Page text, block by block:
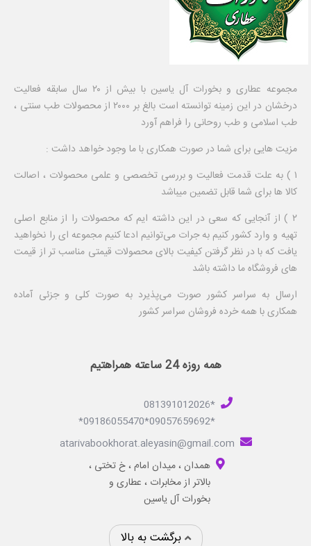
مجموعه عطاری و بخورات آل یاسین با بیش از ۲۰ سال سابقه فعالیت
درخشان در این زمینه توانسته است بالغ بر ۲۰۰۰ از محصولات طب سنتی ،
طب اسلامی و طب روحانی را فراهم آورد
مزیت هایی برای شما در صورت همکاری با ما وجود خواهد داشت :
۱ ) به علت قدمت فعالیت و بررسی تخصصی و علمی محصولات ، اصالت
کالا ها برای شما قابل تضمین میباشد
۲ ) از آنجایی که سعی در این داشته ایم که محصولات را از منابع اصلی
تهیه و وارد کشور کنیم به جرات می‌توانیم ادعا کنیم مجموعه ای را نخواهید
یافت که با در نظر گرفتن کیفیت بالای محصولات قیمتی مناسب تر از قیمت
های فروشگاه ما داشته باشد
ارسال به سراسر کشور صورت می‌پذیرد به صورت کلی و جزئی آماده
همکاری با همه خرده فروشان سراسر کشور
همه روزه 24 ساعته همراهتیم
*081391012026
*09057659692*09186055470*
atarivabookhorat.aleyasin@gmail.com
همدان ، میدان امام ، خ تختی ،
بالاتر از مخابرات ، عطاری و
بخورات آل یاسین
برگشت به بالا